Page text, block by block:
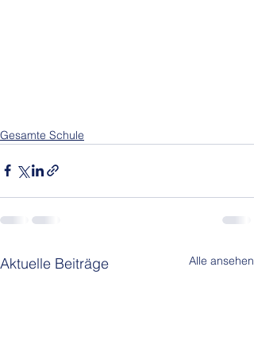
Gesamte Schule
Aktuelle Beiträge Alle ansehen